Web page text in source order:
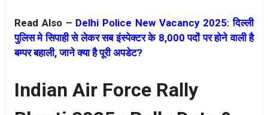
Read Also – Delhi Police New Vacancy 2025: दिल्ली
पुलिस मे सिपाही से लेकर सब इंस्पेक्टर के 8,000 पदों पर होने वाली है
बम्पर बहाली, जाने क्या है पूरी अपडेट?
Indian Air Force Rally